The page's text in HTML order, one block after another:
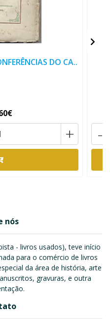
DO CA..
+ -
nós
- livros usados), teve início
para o comércio de livros
da área de história, arte
gravuras, e outra